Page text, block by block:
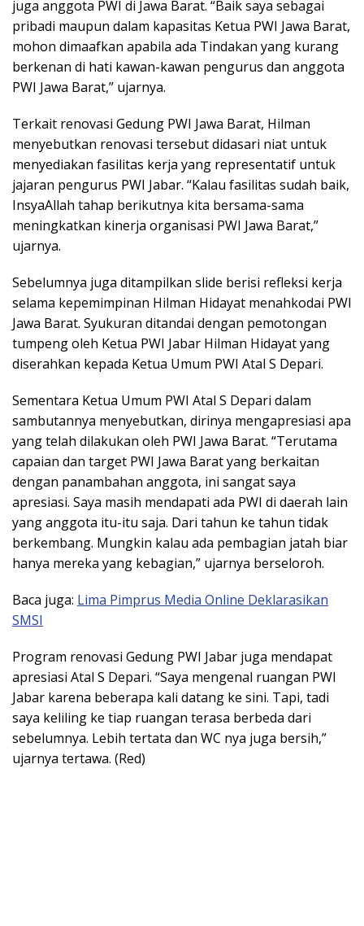
juga anggota PWI di Jawa Barat. “Baik saya sebagai
pribadi maupun dalam kapasitas Ketua PWI Jawa Barat,
mohon dimaafkan apabila ada Tindakan yang kurang
berkenan di hati kawan-kawan pengurus dan anggota
PWI Jawa Barat,” ujarnya.
Terkait renovasi Gedung PWI Jawa Barat, Hilman
menyebutkan renovasi tersebut didasari niat untuk
menyediakan fasilitas kerja yang representatif untuk
jajaran pengurus PWI Jabar. “Kalau fasilitas sudah baik,
InsyaAllah tahap berikutnya kita bersama-sama
meningkatkan kinerja organisasi PWI Jawa Barat,”
ujarnya.
Sebelumnya juga ditampilkan slide berisi refleksi kerja
selama kepemimpinan Hilman Hidayat menahkodai PWI
Jawa Barat. Syukuran ditandai dengan pemotongan
tumpeng oleh Ketua PWI Jabar Hilman Hidayat yang
diserahkan kepada Ketua Umum PWI Atal S Depari.
Sementara Ketua Umum PWI Atal S Depari dalam
sambutannya menyebutkan, dirinya mengapresiasi apa
yang telah dilakukan oleh PWI Jawa Barat. “Terutama
capaian dan target PWI Jawa Barat yang berkaitan
dengan panambahan anggota, ini sangat saya
apresiasi. Saya masih mendapati ada PWI di daerah lain
yang anggota itu-itu saja. Dari tahun ke tahun tidak
berkembang. Mungkin kalau ada pembagian jatah biar
hanya mereka yang kebagian,” ujarnya berseloroh.
Baca juga: Lima Pimprus Media Online Deklarasikan
SMSI
Program renovasi Gedung PWI Jabar juga mendapat
apresiasi Atal S Depari. “Saya mengenal ruangan PWI
Jabar karena beberapa kali datang ke sini. Tapi, tadi
saya keliling ke tiap ruangan terasa berbeda dari
sebelumnya. Lebih tertata dan WC nya juga bersih,”
ujarnya tertawa. (Red)